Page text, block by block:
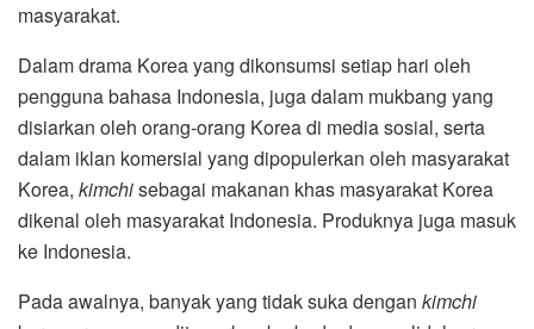
masyarakat.
Dalam drama Korea yang dikonsumsi setiap hari oleh
pengguna bahasa Indonesia, juga dalam mukbang yang
disiarkan oleh orang-orang Korea di media sosial, serta
dalam iklan komersial yang dipopulerkan oleh masyarakat
Korea, kimchisebagai makanan khas masyarakat Korea
dikenal oleh masyarakat Indonesia. Produknya juga masuk
ke Indonesia.
Pada awalnya, banyak yang tidak suka dengan kimchi